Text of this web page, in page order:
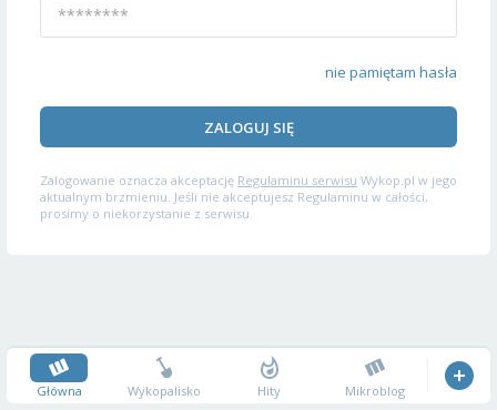
nie pamiętam hasła
ZALOGUJ SIĘ
Zalogowanie oznacza akceptację Regulaminu serwisu Wykop.pl w jego
aktualnym brzmieniu. Jeśli nie akceptujesz Regulaminu w całości,
prosimy o niekorzystanie z serwisu.
Główna Wykopalisko Hity Mikroblog